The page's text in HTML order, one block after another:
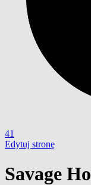
41
Edytuj stronę
Savage